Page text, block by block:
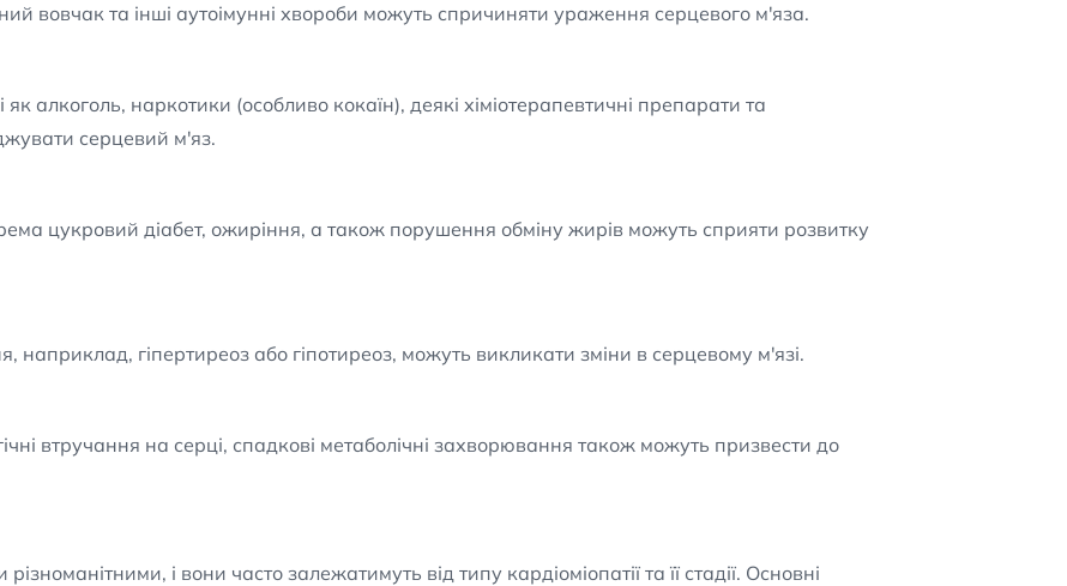
вовчак та інші аутоімунні хвороби можуть спричиняти ураження серцевого м'яза.
як алкоголь, наркотики (особливо кокаїн), деякі хіміотерапевтичні препарати та
серцевий м'яз.
цукровий діабет, ожиріння, а також порушення обміну жирів можуть сприяти розвитку
наприклад, гіпертиреоз або гіпотиреоз, можуть викликати зміни в серцевому м'язі.
втручання на серці, спадкові метаболічні захворювання також можуть призвести до
і вони часто залежатимуть від типу кардіоміопатії та її стадії. Основні